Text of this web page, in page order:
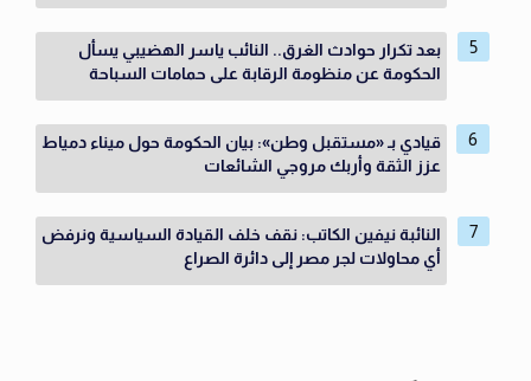
بعد تكرار حوادث الغرق.. النائب ياسر الهضيبي يسأل
الحكومة عن منظومة الرقابة على حمامات السباحة
قيادي بـ «مستقبل وطن»: بيان الحكومة حول ميناء دمياط
عزز الثقة وأربك مروجي الشائعات
النائبة نيفين الكاتب: نقف خلف القيادة السياسية ونرفض
أي محاولات لجر مصر إلى دائرة الصراع